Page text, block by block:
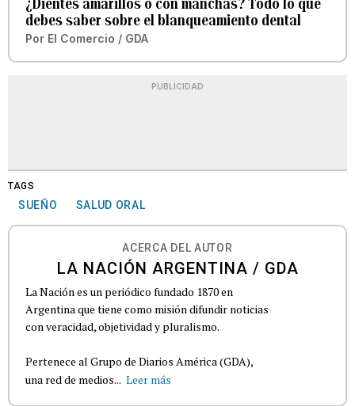
¿Dientes amarillos o con manchas? Todo lo que
debes saber sobre el blanqueamiento dental
Por El Comercio / GDA
PUBLICIDAD
TAGS
SUEÑO SALUD ORAL
ACERCA DEL AUTOR
LA NACIÓN ARGENTINA / GDA
La Nación es un periódico fundado 1870 en
Argentina que tiene como misión difundir noticias
con veracidad, objetividad y pluralismo.
Pertenece al Grupo de Diarios América (GDA),
una red de medios... Leer más